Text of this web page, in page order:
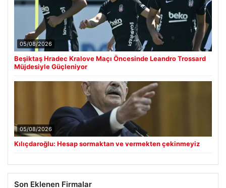
05/08/2026
Beşiktaş Hradec Kralove Maçı Öncesinde Leandro Trossard
Müjdesiyle Güçleniyor
05/08/2026
Kılıçdaroğlu: Hesap sormaktan ve vermekten çekinmeyiz
Son Eklenen Firmalar